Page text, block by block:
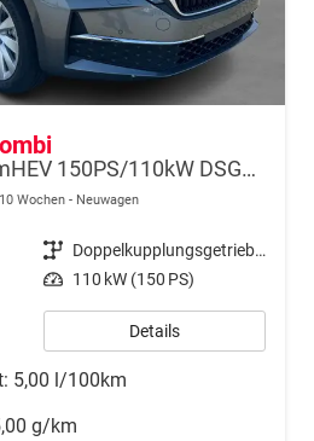
Essence 1.5 eTSI mHEV 150PS/110kW DSG7 2026
Wochen Neuwagen
Getriebe
Doppelkupplungsgetriebe (DSG)
Leistung 110 kW (150 PS)
Details
5,00 l/100km
g/km